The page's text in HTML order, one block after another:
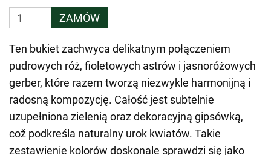
ZAMÓW
Ten bukiet zachwyca delikatnym połączeniem
pudrowych róż, fioletowych astrów i jasnoróżowych
gerber, które razem tworzą niezwykle harmonijną i
radosną kompozycję. Całość jest subtelnie
uzupełniona zielenią oraz dekoracyjną gipsówką,
což podkreśla naturalny urok kwiatów. Takie
zestawienie kolorów doskonale sprawdzi się jako